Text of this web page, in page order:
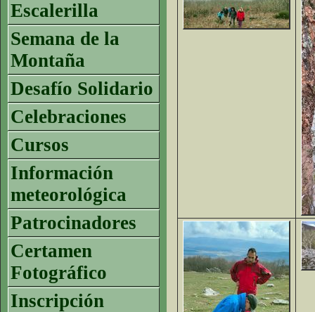
Escalerilla
Semana de la
Montaña
Desafío Solidario
Celebraciones
Cursos
Información
meteorológica
Patrocinadores
Certamen
Fotográfico
Inscripción